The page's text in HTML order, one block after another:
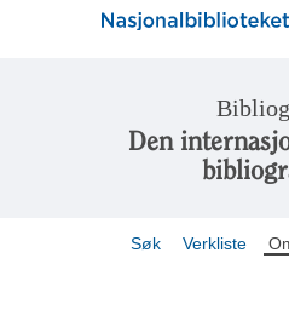
Den
Søk Verkliste